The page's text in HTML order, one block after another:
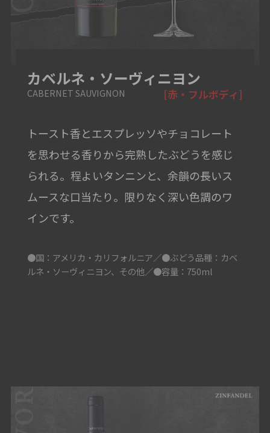
カベルネ・ソーヴィニヨン
CABERNET SAUVIGNON [赤・フルボディ]
トースト香とエスプレッソやチョコレート
を思わせる香りから完熟したぶどうを感じ
られる。程よいタンニンと、余韻の長いス
ムースな口当たり。限りなく深い色調のワ
インです。
●国：アメリカ・カリフォルニア／●ぶどう品種：カベ
ルネ・ソーヴィニヨン、その他／●容量：750ml